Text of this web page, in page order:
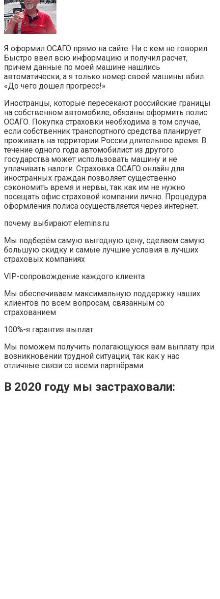
Я оформил ОСАГО прямо на сайте. Ни с кем не говорил.
Быстро ввел всю информацию и получил расчет,
причем данные по моей машине нашлись
автоматически, а я только номер своей машины вбил.
«До чего дошел прогресс!»
Иностранцы, которые пересекают российские границы
на собственном автомобиле, обязаны оформить полис
ОСАГО. Покупка страховки необходима в том случае,
если собственник транспортного средства планирует
проживать на территории России длительное время. В
течение одного года автомобилист из другого
государства может использовать машину и не
уплачивать налоги. Страховка ОСАГО онлайн для
иностранных граждан позволяет существенно
сэкономить время и нервы, так как им не нужно
посещать офис страховой компании лично. Процедура
оформления полиса осуществляется через интернет.
почему выбирают elemins.ru
Мы подберём самую выгодную цену, сделаем самую
большую скидку и самые лучшие условия в лучших
страховых компаниях
VIP-сопровождение каждого клиента
Мы обеспечиваем максимальную поддержку наших
клиентов по всем вопросам, связанным со
страхованием
100%-я гарантия выплат
Мы поможем получить полагающуюся вам выплату при
возникновении трудной ситуации, так как у нас
отличные связи со всеми партнёрами
В 2020 году мы застраховали: